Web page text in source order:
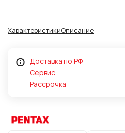
ХарактеристикиОписание
Доставка по РФ
Сервис
Рассрочка